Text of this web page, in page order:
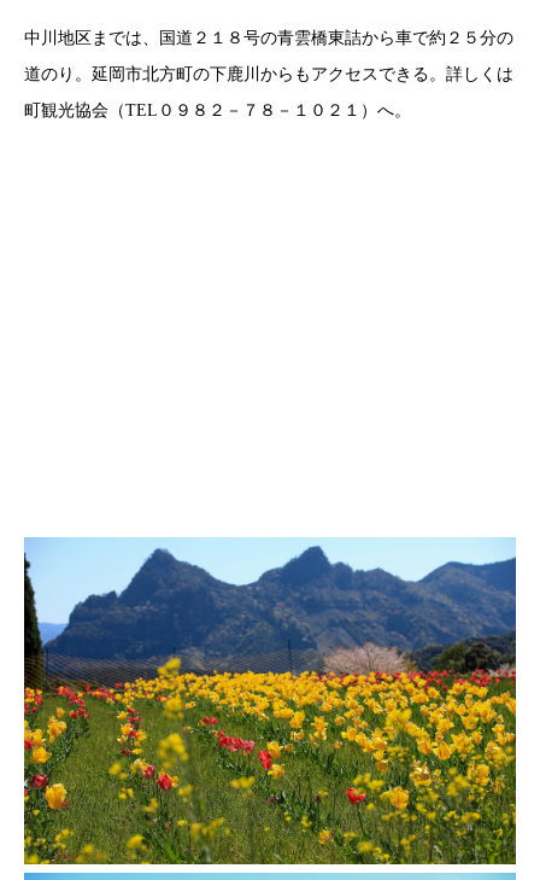
中川地区までは、国道２１８号の青雲橋東詰から車で約２５分の
道のり。延岡市北方町の下鹿川からもアクセスできる。詳しくは
町観光協会（TEL０９８２－７８－１０２１）へ。